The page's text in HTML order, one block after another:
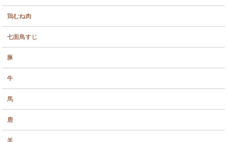
鶏むね肉
七面鳥すじ
豚
牛
馬
鹿
羊